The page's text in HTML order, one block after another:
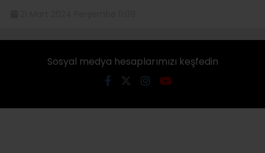
Sosyal medya hesaplarımızı keşfedin